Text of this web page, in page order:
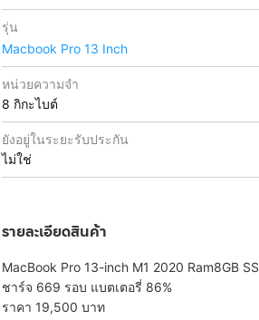
รุ่น
Macbook Pro 13 Inch
หน่วยความจำ
8 กิกะไบต์
ยังอยู่ในระยะรับประกัน
ไม่ใช่
รายละเอียดสินค้า
MacBook Pro 13-inch M1 2020 Ram8GB
ชาร์จ 669 รอบ แบตเตอรี่ 86%
ราคา 19,500 บาท